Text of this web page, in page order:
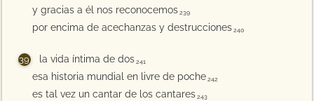
y gracias a él nos reconocemos 239
por encima de acechanzas y destrucciones 240
la vida íntima de dos 241
esa historia mundial en livre de poche 242
es tal vez un cantar de los cantares 243